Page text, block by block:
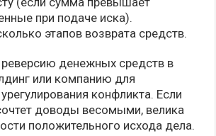
при подаче иска).
этапов возврата средств.
реверсию денежных средств в
или компанию для
конфликта. Если
доводы весомыми, велика
положительного исхода дела.